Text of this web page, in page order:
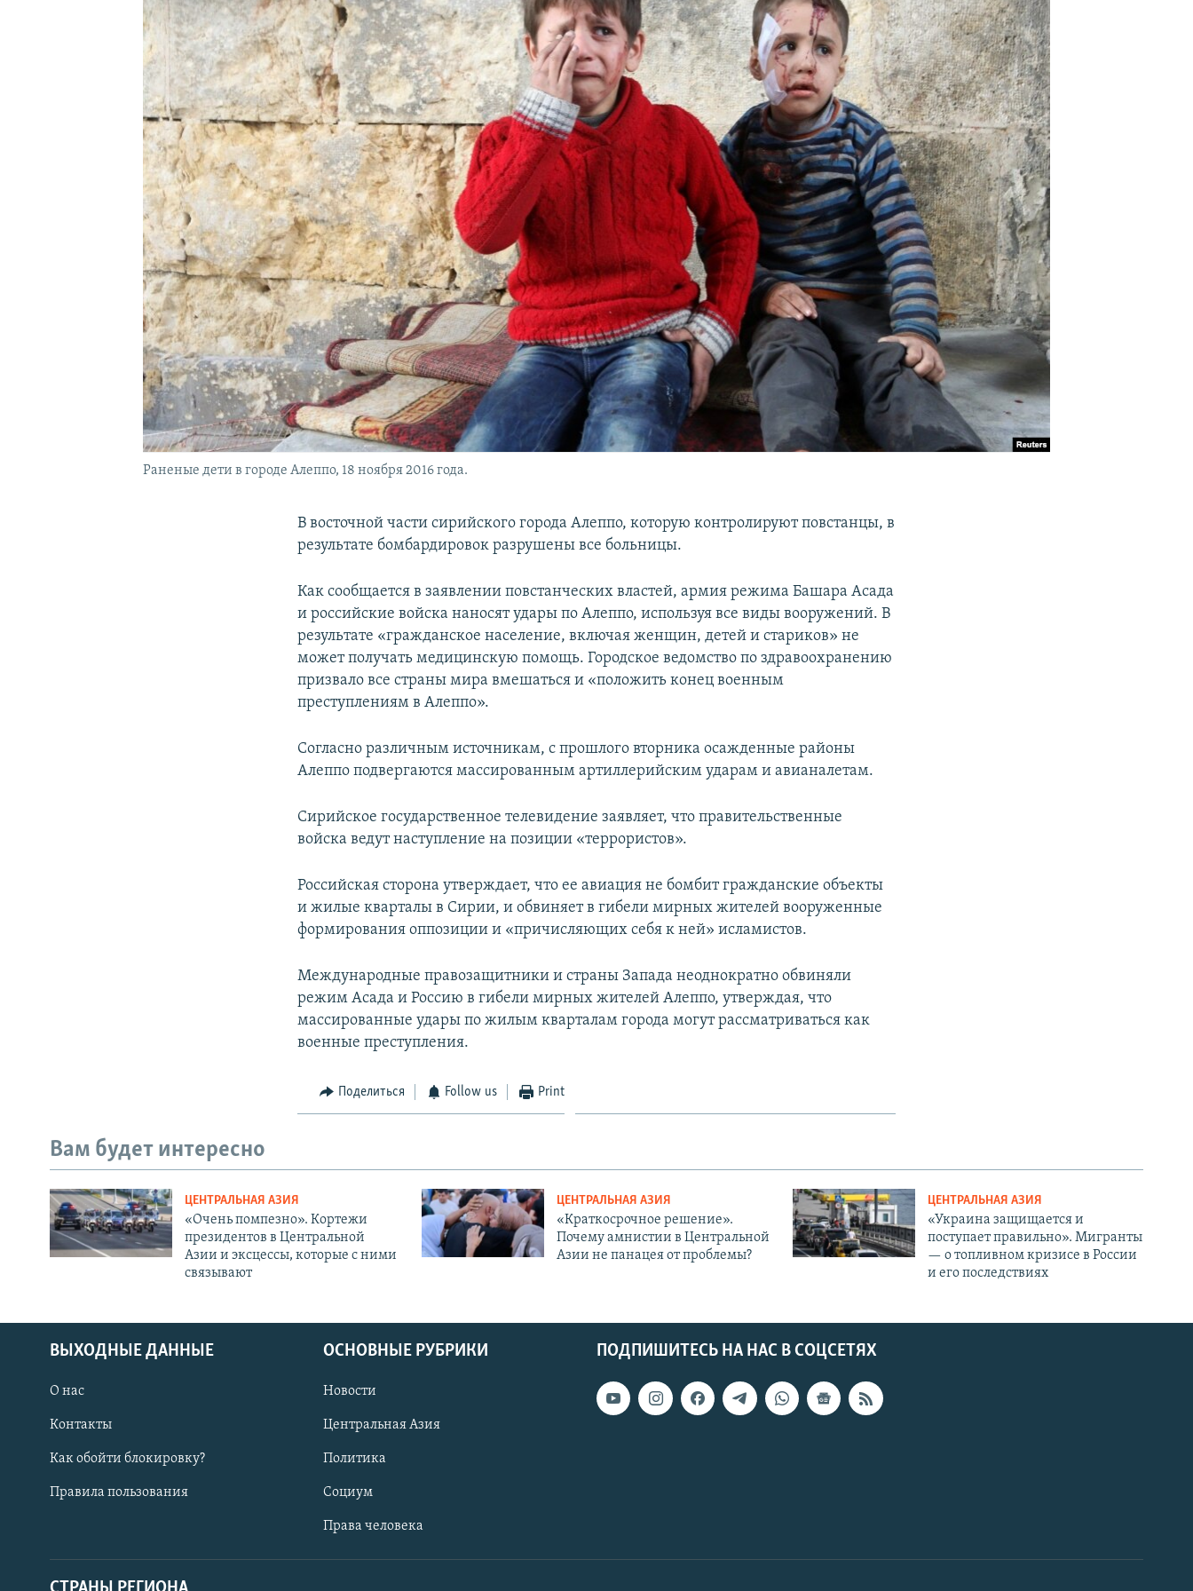
Раненые дети в городе Алеппо, 18 ноября 2016 года.
В восточной части сирийского города Алеппо, которую контролируют повстанцы, в
результате бомбардировок разрушены все больницы.
Как сообщается в заявлении повстанческих властей, армия режима Башара Асада
и российские войска наносят удары по Алеппо, используя все виды вооружений. В
результате «гражданское население, включая женщин, детей и стариков» не
может получать медицинскую помощь. Городское ведомство по здравоохранению
призвало все страны мира вмешаться и «положить конец военным
преступлениям в Алеппо».
Согласно различным источникам, с прошлого вторника осажденные районы
Алеппо подвергаются массированным артиллерийским ударам и авианалетам.
Сирийское государственное телевидение заявляет, что правительственные
войска ведут наступление на позиции «террористов».
Российская сторона утверждает, что ее авиация не бомбит гражданские объекты
и жилые кварталы в Сирии, и обвиняет в гибели мирных жителей вооруженные
формирования оппозиции и «причисляющих себя к ней» исламистов.
Международные правозащитники и страны Запада неоднократно обвиняли
режим Асада и Россию в гибели мирных жителей Алеппо, утверждая, что
массированные удары по жилым кварталам города могут рассматриваться как
военные преступления.
Поделиться Follow us Print
Вам будет интересно
ЦЕНТРАЛЬНАЯ АЗИЯ
«Очень помпезно». Кортежи
президентов в Центральной
Азии и эксцессы, которые с ними
связывают
ЦЕНТРАЛЬНАЯ АЗИЯ
«Краткосрочное решение».
Почему амнистии в Центральной
Азии не панацея от проблемы?
ЦЕНТРАЛЬНАЯ АЗИЯ
«Украина защищается и
поступает правильно». Мигранты
— о топливном кризисе в России
и его последствиях
ПОДПИШИТЕСЬ НА НАС В СОЦСЕТЯХ
ВЫХОДНЫЕ ДАННЫЕ
О нас
Контакты
Как обойти блокировку?
Правила пользования
ОСНОВНЫЕ РУБРИКИ
Новости
Центральная Азия
Политика
Социум
Права человека